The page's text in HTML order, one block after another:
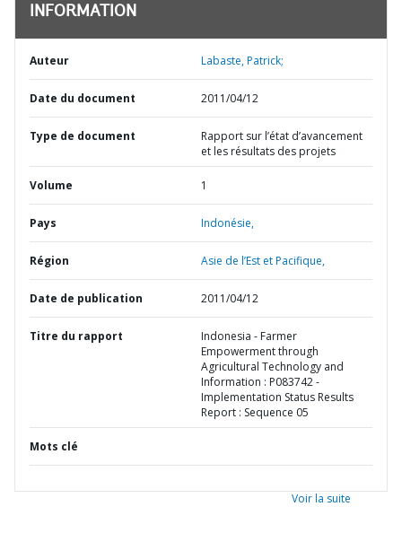
INFORMATION
Auteur Labaste, Patrick;
Date du document 2011/04/12
Type de document
Rapport sur l’état d’avancement
et les résultats des projets
Volume 1
Pays Indonésie,
Région Asie de l’Est et Pacifique,
Date de publication 2011/04/12
Titre du rapport
Indonesia - Farmer
Empowerment through
Agricultural Technology and
Information : P083742 -
Implementation Status Results
Report : Sequence 05
Mots clé
Voir la suite